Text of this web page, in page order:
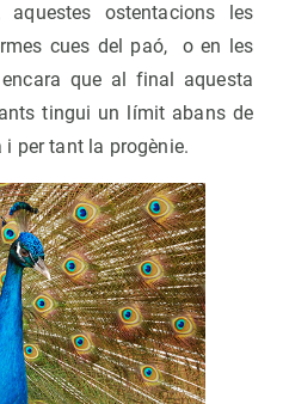
ostentacions les
cues del paó, o en les
que al final aquesta
tingui un límit abans de
per tant la progènie.